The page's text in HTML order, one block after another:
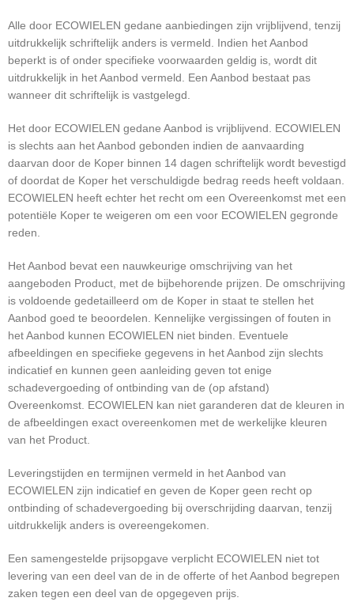
Alle door ECOWIELEN gedane aanbiedingen zijn vrijblijvend, tenzij
uitdrukkelijk schriftelijk anders is vermeld. Indien het Aanbod
beperkt is of onder specifieke voorwaarden geldig is, wordt dit
uitdrukkelijk in het Aanbod vermeld. Een Aanbod bestaat pas
wanneer dit schriftelijk is vastgelegd.
Het door ECOWIELEN gedane Aanbod is vrijblijvend. ECOWIELEN
is slechts aan het Aanbod gebonden indien de aanvaarding
daarvan door de Koper binnen 14 dagen schriftelijk wordt bevestigd
of doordat de Koper het verschuldigde bedrag reeds heeft voldaan.
ECOWIELEN heeft echter het recht om een Overeenkomst met een
potentiële Koper te weigeren om een voor ECOWIELEN gegronde
reden.
Het Aanbod bevat een nauwkeurige omschrijving van het
aangeboden Product, met de bijbehorende prijzen. De omschrijving
is voldoende gedetailleerd om de Koper in staat te stellen het
Aanbod goed te beoordelen. Kennelijke vergissingen of fouten in
het Aanbod kunnen ECOWIELEN niet binden. Eventuele
afbeeldingen en specifieke gegevens in het Aanbod zijn slechts
indicatief en kunnen geen aanleiding geven tot enige
schadevergoeding of ontbinding van de (op afstand)
Overeenkomst. ECOWIELEN kan niet garanderen dat de kleuren in
de afbeeldingen exact overeenkomen met de werkelijke kleuren
van het Product.
Leveringstijden en termijnen vermeld in het Aanbod van
ECOWIELEN zijn indicatief en geven de Koper geen recht op
ontbinding of schadevergoeding bij overschrijding daarvan, tenzij
uitdrukkelijk anders is overeengekomen.
Een samengestelde prijsopgave verplicht ECOWIELEN niet tot
levering van een deel van de in de offerte of het Aanbod begrepen
zaken tegen een deel van de opgegeven prijs.